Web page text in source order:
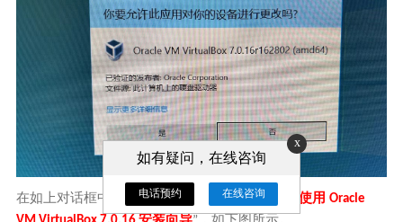
在如上对话框中，点击 ”是” 按钮，将弹出 欢迎使用 Oracle
x
如有疑问，在线咨询
电话预约 在线咨询